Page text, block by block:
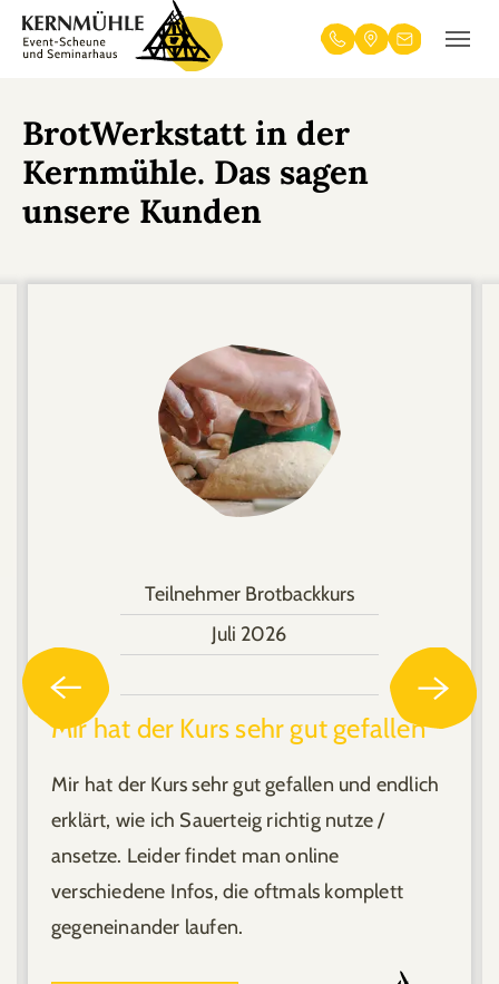
Skip to main navigation
Zum Hauptinhalt springen
Skip to page footer TelefonAnfahrt
BrotWerkstatt in der
Kernmühle. Das sagen
unsere Kunden
Mir hat der Kurs sehr gut gefallen
Mir hat der Kurs sehr gut gefallen und endlich
erklärt, wie ich Sauerteig richtig nutze /
ansetze. Leider findet man online
verschiedene Infos, die oftmals komplett
gegeneinander laufen.
Teilnehmer Brotbackkurs
Juli 2026